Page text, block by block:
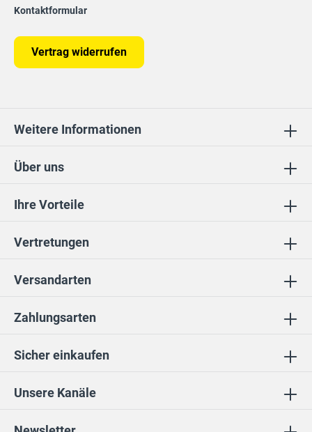
Unsere Kanäle
Ihre Vorteile
Vertretungen
Sicher einkaufen
Über uns
Kontaktformular
Vertrag widerrufen
Weitere Informationen
Zahlungsarten
Versandarten